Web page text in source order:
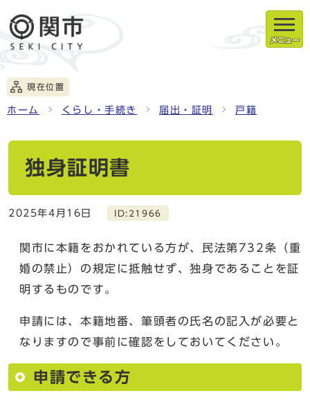
メニュー
現在位置
ホーム くらし・手続き 届出・証明 戸籍
独身証明書
2025年4月16日 ID:21966
関市に本籍をおかれている方が、民法第732条（重
婚の禁止）の規定に抵触せず、独身であることを証
明するものです。
申請には、本籍地番、筆頭者の氏名の記入が必要と
なりますので事前に確認をしておいてください。
申請できる方